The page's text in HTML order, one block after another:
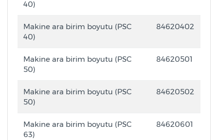
40)
Makine ara birim boyutu (PSC
40)
84620402
Makine ara birim boyutu (PSC
50)
84620501
Makine ara birim boyutu (PSC
50)
84620502
Makine ara birim boyutu (PSC
63)
84620601